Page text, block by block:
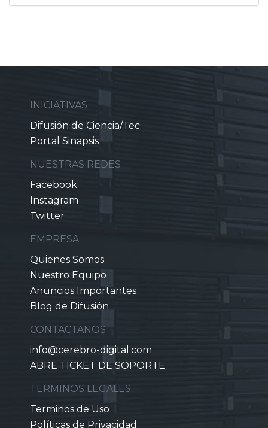
INICIATIVAS
Difusión de Ciencia/Tec
Portal Sinapsis
NUESTRAS REDES
Facebook
Instagram
Twitter
EMPRESA
Quienes Somos
Nuestro Equipo
Anuncios Importantes
Blog de Difusión
CONTACTANOS
info@cerebro-digital.com
ABRE TICKET DE SOPORTE
TERMINOS LEGALES
Terminos de Uso
Políticas de Privacidad